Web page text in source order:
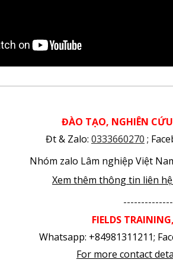
ĐÀO TẠO, NGHIÊN
Đt & Zalo: 0333660270 ;
Nhóm zalo Lâm nghiệp Việt
Xem thêm thông tin liên hệ
FIELDS TRAINING
Whatsapp: +84981311211;
For more contact